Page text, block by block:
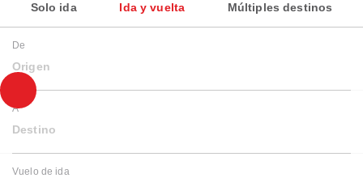
Solo ida Ida y vuelta Múltiples destinos
De
Origen
A
Destino
Vuelo de ida